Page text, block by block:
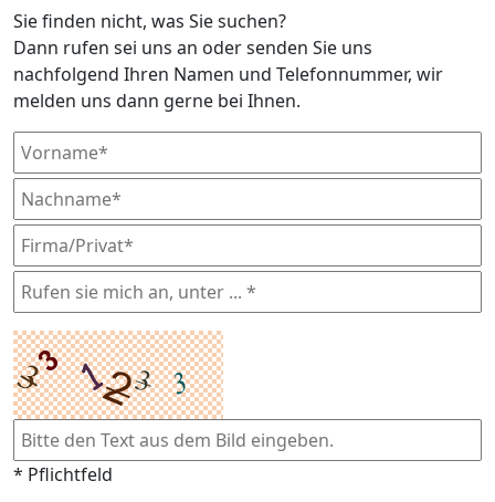
Sie finden nicht, was Sie suchen?
Dann rufen sei uns an oder senden Sie uns
nachfolgend Ihren Namen und Telefonnummer, wir
melden uns dann gerne bei Ihnen.
* Pflichtfeld